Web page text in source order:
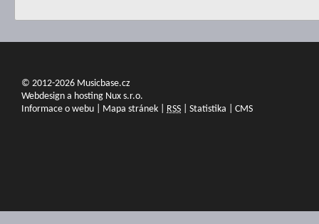
© 2012-2026 Musicbase.cz
Webdesign a hosting Nux s.r.o.
Informace o webu
Mapa stránek RSS Statistika CMS